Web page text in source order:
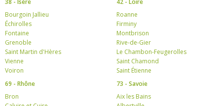
38 - Isère
Bourgoin Jallieu
Échirolles
Fontaine
Grenoble
Saint Martin d'Hères
Vienne
Voiron
42 - Loire
Roanne
Firminy
Montbrison
Rive-de-Gier
Le Chambon-Feugerolles
Saint Chamond
Saint Étienne
69 - Rhône
Bron
73 - Savoie
Aix les Bains